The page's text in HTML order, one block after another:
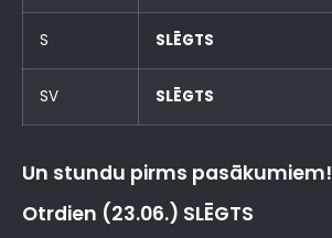
S SLĒGTS
SV SLĒGTS
Un stundu pirms pasākumiem!
Otrdien (23.06.) SLĒGTS